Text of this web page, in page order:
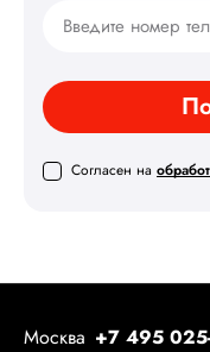
Согласен на
Москва +7 495